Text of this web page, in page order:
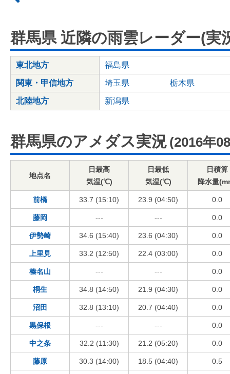
群馬県 近隣の雨雲レーダー(実
東北地方 福島県
関東・甲信地方 埼玉県 栃木県
北陸地方 新潟県
群馬県のアメダス実況 (2016年
地点名
日最高
気温(℃)
日最低
気温(℃)
日積算
降水量
前橋 33.7 (15:10) 23.9 (04:50) 0.0
藤岡 --- --- 0.0
伊勢崎 34.6 (15:40) 23.6 (04:30) 0.0
上里見 33.2 (12:50) 22.4 (03:00) 0.0
榛名山 --- --- 0.0
桐生 34.8 (14:50) 21.9 (04:30) 0.0
沼田 32.8 (13:10) 20.7 (04:40) 0.0
黒保根 --- --- 0.0
中之条 32.2 (11:30) 21.2 (05:20) 0.0
藤原 30.3 (14:00) 18.5 (04:40) 0.5